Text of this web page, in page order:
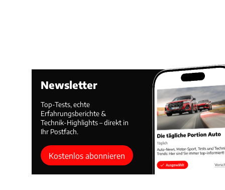
Newsletter
Top-Tests, echte
Erfahrungsberichte &
Technik-Highlights – direkt in
Ihr Postfach.
Kostenlos abonnieren